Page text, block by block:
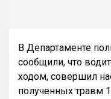
В Департаменте
сообщили, что
ходом, совершил
полученных травм